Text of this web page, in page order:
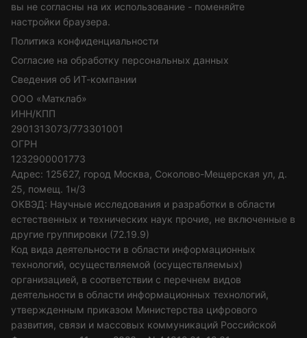
вы не согласны на их использование - поменяйте
настройки браузера.
Политика конфиденциальности
Согласие на обработку персональных данных
Сведения об ИТ-компании
ООО «Матклаб»
ИНН/КПП
2901313073/773301001
ОГРН
1232900001773
Адрес: 125627, город Москва, Соколово-Мещерская ул, д.
25, помещ. 1н/3
ОКВЭД: Научные исследования и разработки в области
естественных и технических наук прочие, не включенные в
другие группировки (72.19.9)
Код вида деятельности в области информационных
технологий, осуществляемой (осуществляемых)
организацией, в соответствии с перечнем видов
деятельности в области информационных технологий,
утвержденным приказом Министерства цифрового
развития, связи и массовых коммуникаций Российской